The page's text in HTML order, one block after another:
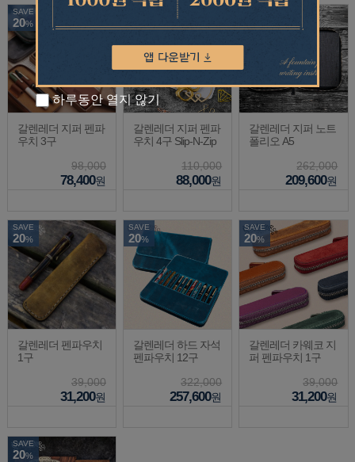
SAVE
20%
갈렌레더 지퍼 펜파
우치 3구
98,000
78,400원
갈렌레더 지퍼 펜파
우치 4구 Slip-N-Zip
110,000
88,000원
갈렌레더 지퍼 노트
폴리오 A5
262,000
209,600원
SAVE
20%
갈렌레더 펜파우치
1구
39,000
31,200원
SAVE
20%
갈렌레더 하드 자석
펜파우치 12구
322,000
257,600원
SAVE
20%
갈렌레더 카웨코 지
퍼 펜파우치 1구
39,000
31,200원
SAVE
20%
하루동안 열지 않기